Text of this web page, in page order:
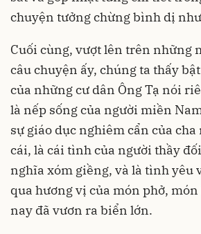
chuyện tưởng chừng bình dị
Cuối cùng, vượt lên trên những
câu chuyện ấy, chúng ta thấy
của những cư dân Ông Tạ nói
là nếp sống của người miền
sự giáo dục nghiêm cẩn của
cái, là cái tình của người thầy
nghĩa xóm giềng, và là tình yêu
qua hương vị của món phở,
nay đã vươn ra biển lớn.